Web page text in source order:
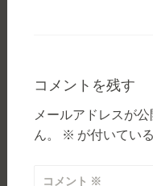
コメントを残す
メールアドレスが
ん。
※ が付いてい
コメント ※